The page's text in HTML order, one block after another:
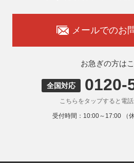
は、適切なサービスをご提供でき
弊社ウェブサイトでは、利用者が
状況の分析のためにCookieを利用
る個人情報の取得はしていません。
9. 外国にある第三者への提供
お客様の個人情報を下記海外の個人
る場合があります。
提供先の所在国の名称：アメリカ（
当該外国における個人情報の保護に
メールでのお
お急ぎの方は
全国対応 0120-
こちらをタップすると電
受付時間：10:00～17:00 （